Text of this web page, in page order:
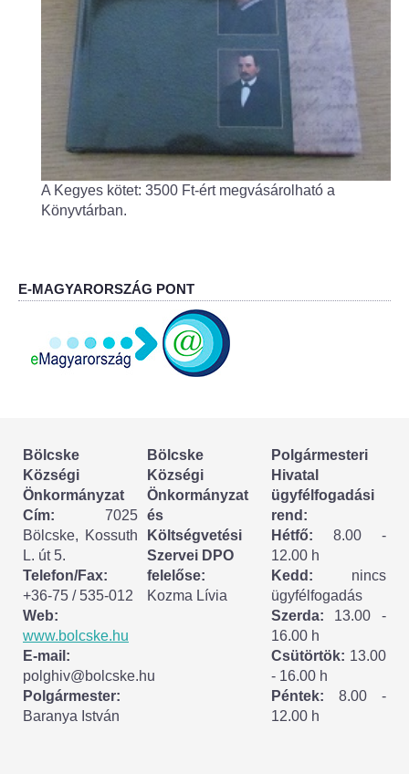
Védőnői szolgálat
Központi orvosi ügyelet
Alapszolgáltatási Központ
Kultúra
IKSZT - Integrált Közösségi és Szolgáltató Tér
Könyvtár
Rákóczi Mozi
ESEMÉNYEK
TESTVÉRTELEPÜLÉSÜNK:
CSÍKSZÉPVÍZ
VÁLASZTÁSI INFORMÁCIÓK
Választási szervek
Választási ügyintézés
2024. évi általános választások
A Kegyes kötet: 3500 Ft-ért megvásárolható a
Könyvtárban.
E-MAGYARORSZÁG PONT
Bölcske
Községi
Önkormányzat
Cím: 7025
Bölcske, Kossuth
L. út 5.
Telefon/Fax:
+36-75 / 535-012
Web:
www.bolcske.hu
E-mail:
polghiv@bolcske.hu
Polgármester:
Baranya István
Bölcske
Községi
Önkormányzat
és
Költségvetési
Szervei DPO
felelőse:
Kozma Lívia
Polgármesteri
Hivatal
ügyfélfogadási
rend:
Hétfő: 8.00 -
12.00 h
Kedd: nincs
ügyfélfogadás
Szerda: 13.00 -
16.00 h
Csütörtök: 13.00
- 16.00 h
Péntek: 8.00 -
12.00 h